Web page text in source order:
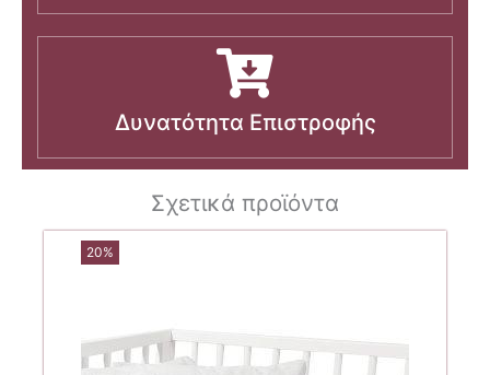
Δυνατότητα Επιστροφής
Σχετικά προϊόντα
20%